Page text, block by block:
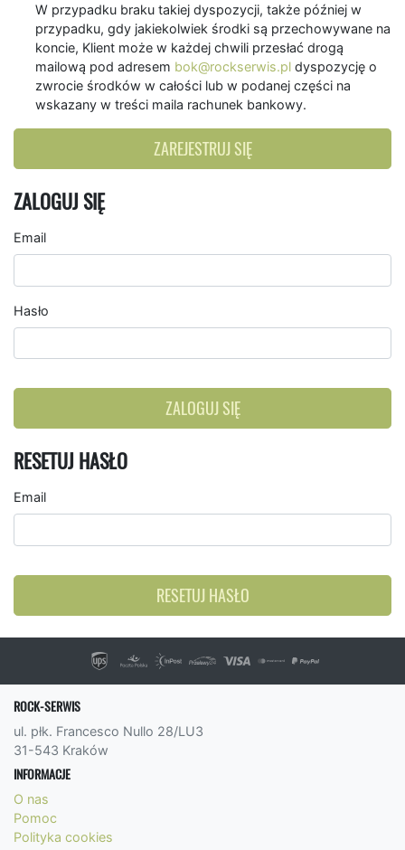
W przypadku braku takiej dyspozycji, także później w
przypadku, gdy jakiekolwiek środki są przechowywane na
koncie, Klient może w każdej chwili przesłać drogą
mailową pod adresem bok@rockserwis.pl dyspozycję o
zwrocie środków w całości lub w podanej części na
wskazany w treści maila rachunek bankowy.
ZAREJESTRUJ SIĘ
ZALOGUJ SIĘ
Email
Hasło
ZALOGUJ SIĘ
RESETUJ HASŁO
Email
RESETUJ HASŁO
ROCK-SERWIS
ul. płk. Francesco Nullo 28/LU3
31-543 Kraków
INFORMACJE
O nas
Pomoc
Polityka cookies